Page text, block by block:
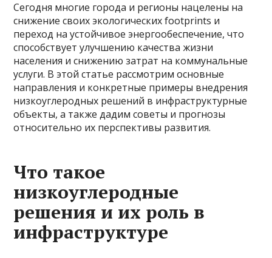
Сегодня многие города и регионы нацелены на
снижение своих экологических footprints и
переход на устойчивое энергообеспечение, что
способствует улучшению качества жизни
населения и снижению затрат на коммунальные
услуги. В этой статье рассмотрим основные
направления и конкретные примеры внедрения
низкоуглеродных решений в инфраструктурные
объекты, а также дадим советы и прогнозы
относительно их перспективы развития.
Что такое
низкоуглеродные
решения и их роль в
инфраструктуре